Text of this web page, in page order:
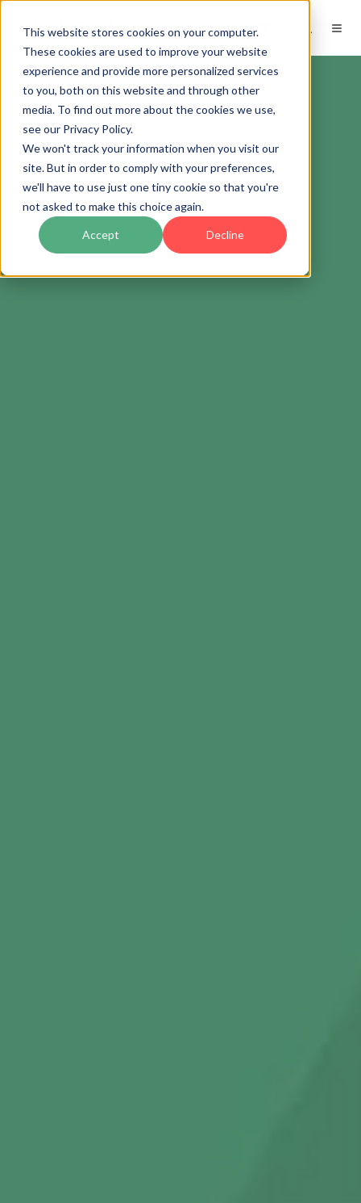
This website stores cookies on your computer.
These cookies are used to improve your website
experience and provide more personalized services
to you, both on this website and through other
media. To find out more about the cookies we use,
see our Privacy Policy.
We won't track your information when you visit our
site. But in order to comply with your preferences,
we'll have to use just one tiny cookie so that you're
not asked to make this choice again.
Accept Decline
ES